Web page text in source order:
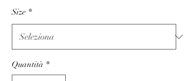
Size *
Quantità *